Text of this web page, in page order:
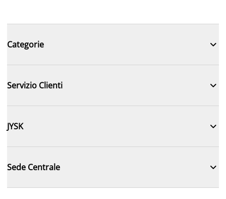
Categorie 
Servizio Clienti 
JYSK 
Sede Centrale 